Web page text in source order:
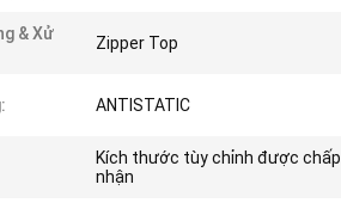
& Xử
Zipper Top
ANTISTATIC
Kích thước tùy chỉnh được chấp
nhận